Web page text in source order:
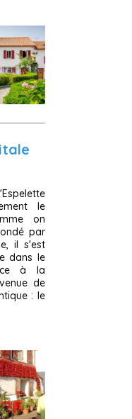
le
on
par
il s'est
dans le
à la
de
: le